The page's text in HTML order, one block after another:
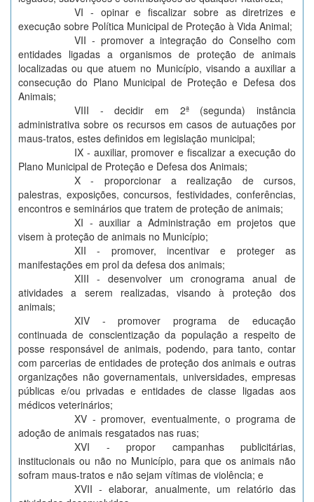
VI - opinar e fiscalizar sobre as diretrizes e
execução sobre Política Municipal de Proteção à Vida Animal;
VII - promover a integração do Conselho com
entidades ligadas a organismos de proteção de animais
localizadas ou que atuem no Município, visando a auxiliar a
consecução do Plano Municipal de Proteção e Defesa dos
Animais;
VIII - decidir em 2ª (segunda) instância
administrativa sobre os recursos em casos de autuações por
maus-tratos, estes definidos em legislação municipal;
IX - auxiliar, promover e fiscalizar a execução do
Plano Municipal de Proteção e Defesa dos Animais;
X - proporcionar a realização de cursos,
palestras, exposições, concursos, festividades, conferências,
encontros e seminários que tratem de proteção de animais;
XI - auxiliar a Administração em projetos que
visem à proteção de animais no Município;
XII - promover, incentivar e proteger as
manifestações em prol da defesa dos animais;
XIII - desenvolver um cronograma anual de
atividades a serem realizadas, visando à proteção dos
animais;
XIV - promover programa de educação
continuada de conscientização da população a respeito de
posse responsável de animais, podendo, para tanto, contar
com parcerias de entidades de proteção dos animais e outras
organizações não governamentais, universidades, empresas
públicas e/ou privadas e entidades de classe ligadas aos
médicos veterinários;
XV - promover, eventualmente, o programa de
adoção de animais resgatados nas ruas;
XVI - propor campanhas publicitárias,
institucionais ou não no Município, para que os animais não
sofram maus-tratos e não sejam vítimas de violência; e
XVII - elaborar, anualmente, um relatório das